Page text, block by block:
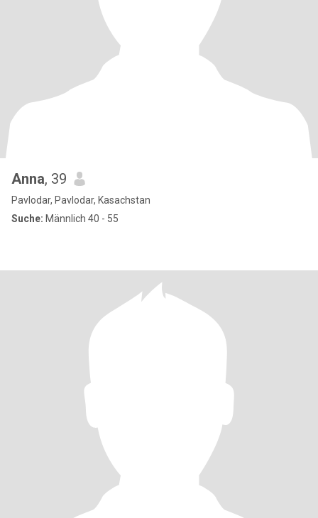
Anna, 39
Pavlodar, Pavlodar, Kasachstan
Suche: Männlich 40 - 55